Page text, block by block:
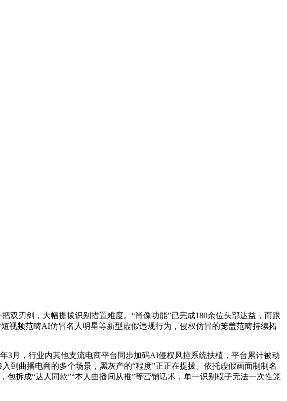
刃剑，大幅提拔识别措置难度。“肖像功能”已完成180余位头部达益，而跟
视频范畴AI仿冒名人明星等新型虚假违规行为，侵权仿冒的笼盖范畴持续拓
月，行业内其他支流电商平台同步加码AI侵权风控系统扶植，平台累计被动
到曲播电商的多个场景，黑灰产的“程度”正正在提拔。依托虚假画面制制名
拆成“达人同款”“本人曲播间从推”等营销话术，单一识别模子无法一次性笼